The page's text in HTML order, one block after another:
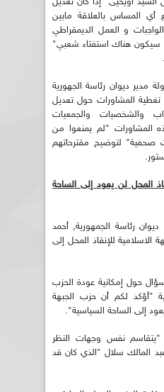
أي المساس بالعلاقة مابين
و العمل الديمقراطي
سيكون هناك استفتاء شعبي"
مدير ديوان رئاسة الجهورية
المشاورات حول تعديل
والشخصيات والجمعيات
المشاورات "لم يمنعوا من
صحفية" لتوضيح مقترحاتهم
المحل لن يعود إلى الساحة
رئاسة الجمهورية, أحمد
الاسلامية للإنقاذ المحل إلى
حول إمكانية عودة الحزب
"أؤكد لكم أن حزب الجبهة
إلى الساحة السياسية".
"يتقاسم نفس وجهات النظر
المالك سلال "الذي كان قد